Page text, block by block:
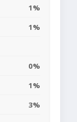
1%
1%
0%
1%
3%